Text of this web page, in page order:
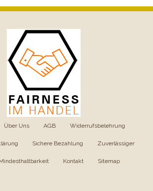
Über Uns AGB Widerrufsbelehrung
Sichere Bezahlung Zuverlässiger
Kontakt Sitemap